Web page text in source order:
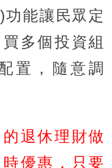
能讓民眾定
多個投資組
置，隨意調
退休理財做
優惠，只要